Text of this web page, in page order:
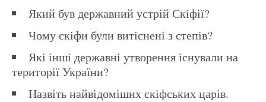
Який був державний устрій Скіфії?
Чому скіфи були витіснені з степів?
Які інші державні утворення існували на
території України?
Назвіть найвідоміших скіфських царів.